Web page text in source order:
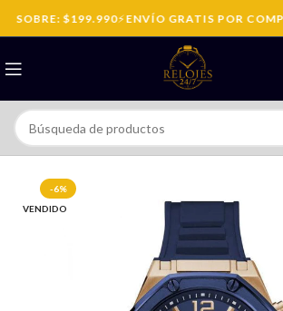
SOBRE: $199.990⚡ENVÍO GRATIS POR
-6%
VENDIDO